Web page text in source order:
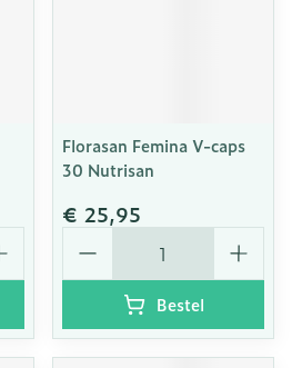
Florasan Femina V-caps
30 Nutrisan
€ 25,95
Aantal
Bestel